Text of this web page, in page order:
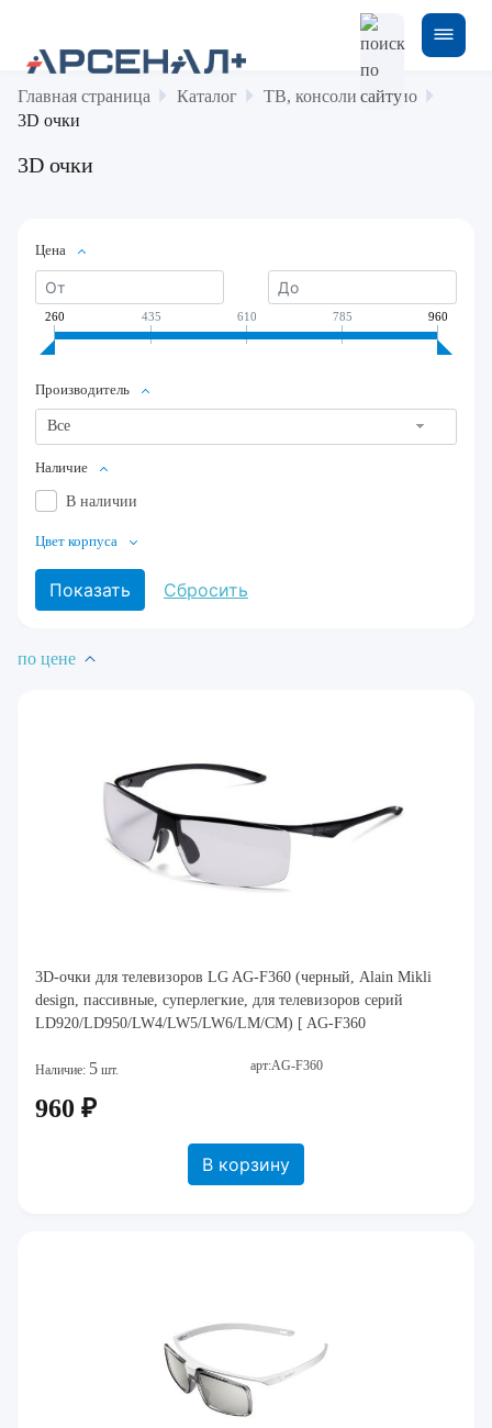
Главная страница Каталог
ТВ, консоли и аудио
3D очки
3D очки
Цена
260 435 610 785 960
Производитель
Все
Наличие
В наличии
Цвет корпуса
по цене
3D-очки для телевизоров LG AG-F360 (черный, Alain Mikli
design, пассивные, суперлегкие, для телевизоров серий
LD920/LD950/LW4/LW5/LW6/LM/CM) [ AG-F360
Наличие: 5 шт. арт:AG-F360
960 ₽
В корзину